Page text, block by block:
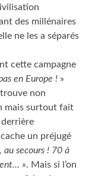
des millénaires
ne les a séparés
cette campagne
en Europe ! »
non
mais surtout fait
un préjugé
au secours ! 70 à
». Mais si l’on